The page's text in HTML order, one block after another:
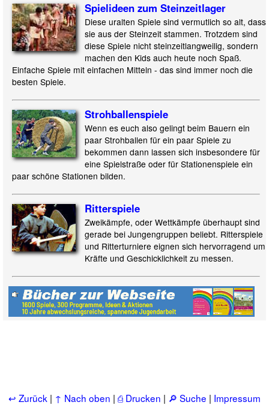
Spielideen zum Steinzeitlager
Diese uralten Spiele sind vermutlich so alt, dass
sie aus der Steinzeit stammen. Trotzdem sind
diese Spiele nicht steinzeitlangweilig, sondern
machen den Kids auch heute noch Spaß.
Einfache Spiele mit einfachen Mitteln - das sind immer noch die
besten Spiele.
Strohballenspiele
Wenn es euch also gelingt beim Bauern ein
paar Strohballen für ein paar Spiele zu
bekommen dann lassen sich insbesondere für
eine Spielstraße oder für Stationenspiele ein
paar schöne Stationen bilden.
Ritterspiele
Zweikämpfe, oder Wettkämpfe überhaupt sind
gerade bei Jungengruppen beliebt. Ritterspiele
und Ritterturniere eignen sich hervorragend um
Kräfte und Geschicklichkeit zu messen.
↩ Zurück | ↑ Nach oben | ⎙ Drucken | 🔎 Suche | Impressum